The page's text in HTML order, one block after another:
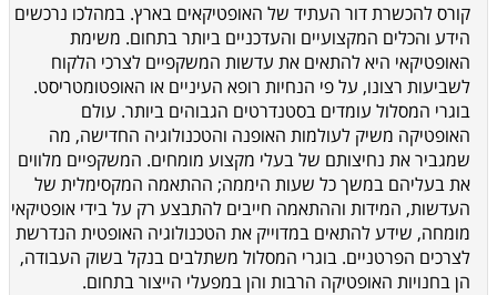
קורס להכשרת דור העתיד של האופטיקאים בארץ. במהלכו נרכשים
הידע והכלים המקצועיים והעדכניים ביותר בתחום. משימת
האופטיקאי היא להתאים את עדשות המשקפיים לצרכי הלקוח
לשביעות רצונו, על פי הנחיות רופא העיניים או האופטומטריסט.
בוגרי המסלול עומדים בסטנדרטים הגבוהים ביותר. עולם
האופטיקה משיק לעולמות האופנה והטכנולוגיה החדישה, מה
שמגביר את נחיצותם של בעלי מקצוע מומחים. המשקפיים מלווים
את בעליהם במשך כל שעות היממה; ההתאמה המקסימלית של
העדשות, המידות וההתאמה חייבים להתבצע רק על בידי אופטיקאי
מומחה, שידע להתאים במדוייק את הטכנולוגיה האופטית הנדרשת
לצרכים הפרטניים. בוגרי המסלול משתלבים בנקל בשוק העבודה,
הן בחנויות האופטיקה הרבות והן במפעלי הייצור בתחום.